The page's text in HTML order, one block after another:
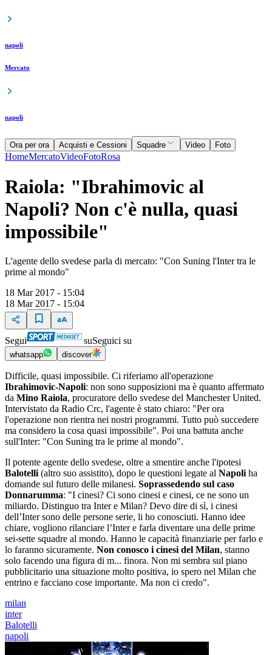
napoli
Mercato
napoli
Ora per ora Acquisti e Cessioni Squadre Video Foto
HomeMercatoVideoFotoRosa
Raiola: "Ibrahimovic al
Napoli? Non c'è nulla, quasi
impossibile"
L'agente dello svedese parla di mercato: "Con Suning l'Inter tra le
prime al mondo"
18 Mar 2017 - 15:04
18 Mar 2017 - 15:04
Segui suSeguici su
whatsapp discover
Difficile, quasi impossibile. Ci riferiamo all'operazione
Ibrahimovic-Napoli: non sono supposizioni ma è quanto affermato
da Mino Raiola, procuratore dello svedese del Manchester United.
Intervistato da Radio Crc, l'agente è stato chiaro: "Per ora
l'operazione non rientra nei nostri programmi. Tutto può succedere
ma considero la cosa quasi impossibile". Poi una battuta anche
sull'Inter: "Con Suning tra le prime al mondo".
Il potente agente dello svedese, oltre a smentire anche l'ipotesi
Balotelli (altro suo assistito), dopo le questioni legate al Napoli ha
domande sul futuro delle milanesi. Soprassedendo sul caso
Donnarumma: "I cinesi? Ci sono cinesi e cinesi, ce ne sono un
miliardo. Distinguo tra Inter e Milan? Devo dire di sì, i cinesi
dell’Inter sono delle persone serie, li ho conosciuti. Hanno idee
chiare, vogliono rilanciare l’Inter e farla diventare una delle prime
sei-sette squadre al mondo. Hanno le capacità finanziarie per farlo e
lo faranno sicuramente. Non conosco i cinesi del Milan, stanno
solo facendo una figura di m... finora. Non mi sembra sul piano
pubblicitario una situazione molto positiva, io spero nel Milan che
entrino e facciano cose importante. Ma non ci credo".
milan
inter
Balotelli
napoli